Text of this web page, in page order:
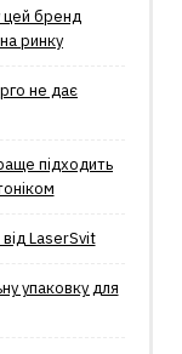
цей бренд
ринку
не дає
підходить
LaserSvit
упаковку для